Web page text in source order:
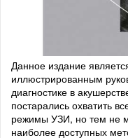
Данное издание
иллюстрированным
диагностике в
постарались охватить
режимы УЗИ, но тем не
наиболее доступных